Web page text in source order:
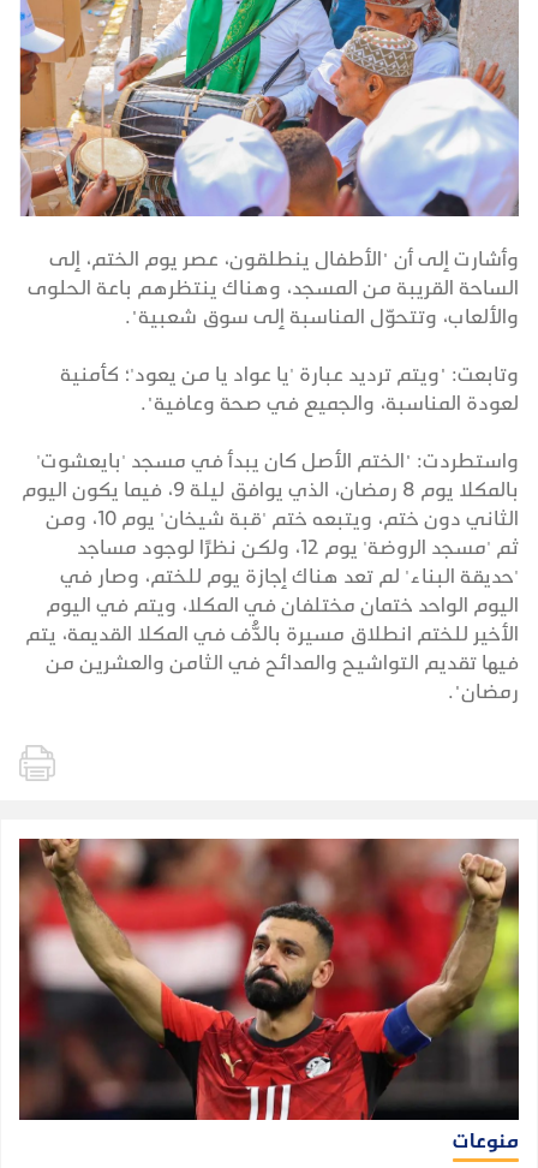
وأشارت إلى أن "الأطفال ينطلقون، عصر يوم الختم، إلى
الساحة القريبة من المسجد، وهناك ينتظرهم باعة الحلوى
والألعاب، وتتحوّل المناسبة إلى سوق شعبية".
وتابعت: "ويتم ترديد عبارة 'يا عواد يا من يعود'؛ كأمنية
لعودة المناسبة، والجميع في صحة وعافية".
واستطردت: "الختم الأصل كان يبدأ في مسجد 'بايعشوت'
بالمكلا يوم 8 رمضان، الذي يوافق ليلة 9، فيما يكون اليوم
الثاني دون ختم، ويتبعه ختم 'قبة شيخان' يوم 10، ومن
ثم 'مسجد الروضة' يوم 12، ولكن نظرًا لوجود مساجد
'حديقة البناء' لم تعد هناك إجازة يوم للختم، وصار في
اليوم الواحد ختمان مختلفان في المكلا، ويتم في اليوم
الأخير للختم انطلاق مسيرة بالدُّف في المكلا القديمة، يتم
فيها تقديم التواشيح والمدائح في الثامن والعشرين من
رمضان".
منوعات